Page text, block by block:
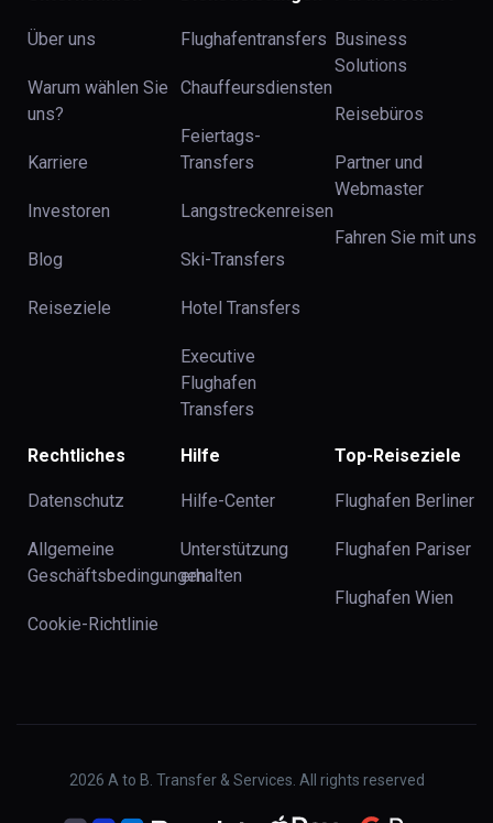
Über uns
Warum wählen Sie
uns?
Karriere
Investoren
Blog
Reiseziele
Flughafentransfers
Chauffeursdiensten
Feiertags-
Transfers
Langstreckenreisen
Ski-Transfers
Hotel Transfers
Executive
Flughafen
Transfers
Business
Solutions
Reisebüros
Partner und
Webmaster
Fahren Sie mit uns
Rechtliches
Datenschutz
Allgemeine
Geschäftsbedingungen
Cookie-Richtlinie
Hilfe
Hilfe-Center
Unterstützung
erhalten
Top-Reiseziele
Flughafen Berliner
Flughafen Pariser
Flughafen Wien
2026 A to B. Transfer & Services. All rights reserved